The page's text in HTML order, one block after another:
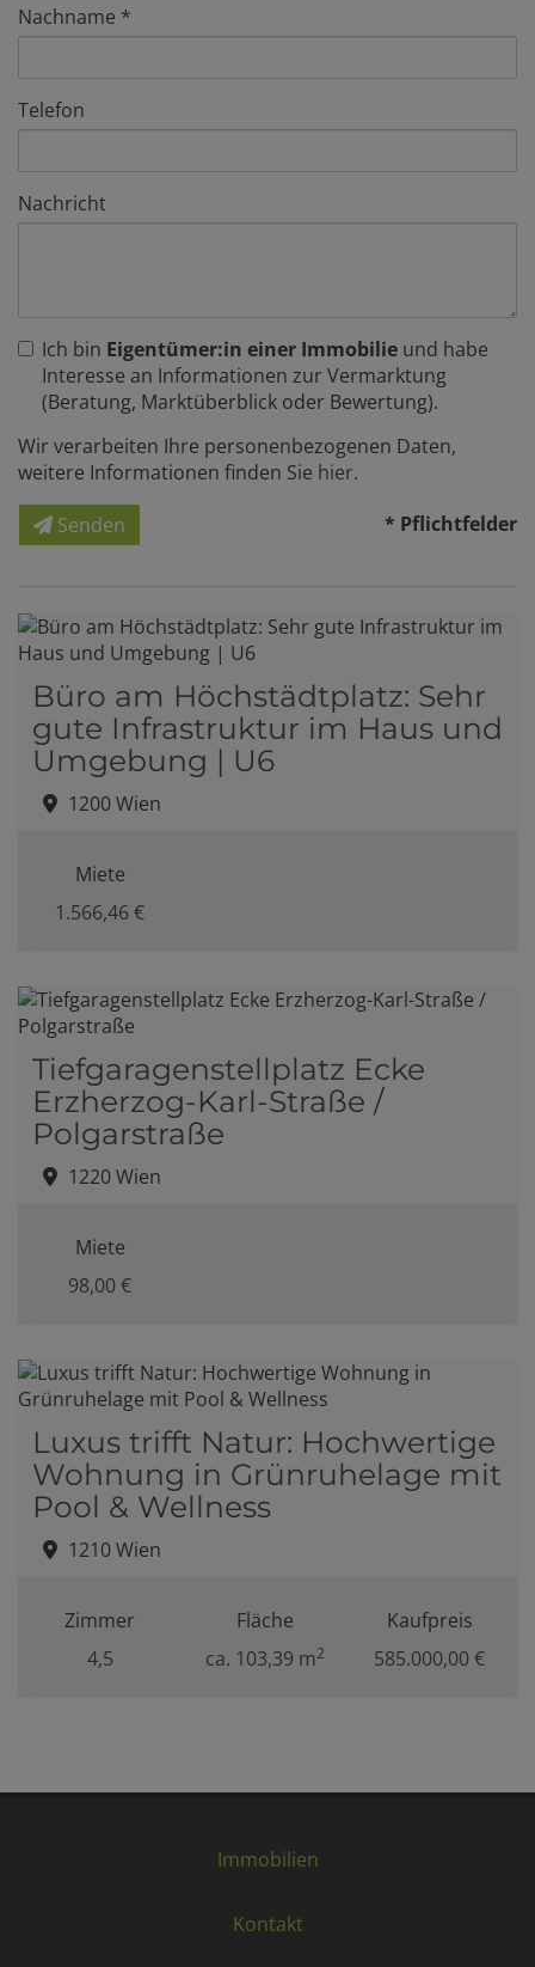
Nachname
Telefon
Nachricht
Ich bin Eigentümer:in einer Immobilie und habe
Interesse an Informationen zur Vermarktung
(Beratung, Marktüberblick oder Bewertung).
Wir verarbeiten Ihre personenbezogenen Daten,
weitere Informationen finden Sie hier.
Senden
* Pflichtfelder
Büro am Höchstädtplatz: Sehr
gute Infrastruktur im Haus und
Umgebung | U6
1200 Wien
Miete
1.566,46 €
Tiefgaragenstellplatz Ecke
Erzherzog-Karl-Straße /
Polgarstraße
1220 Wien
Miete
98,00 €
Luxus trifft Natur: Hochwertige
Wohnung in Grünruhelage mit
Pool & Wellness
1210 Wien
Zimmer
4,5
Fläche
ca. 103,39 m2
Kaufpreis
585.000,00 €
Immobilien
Kontakt